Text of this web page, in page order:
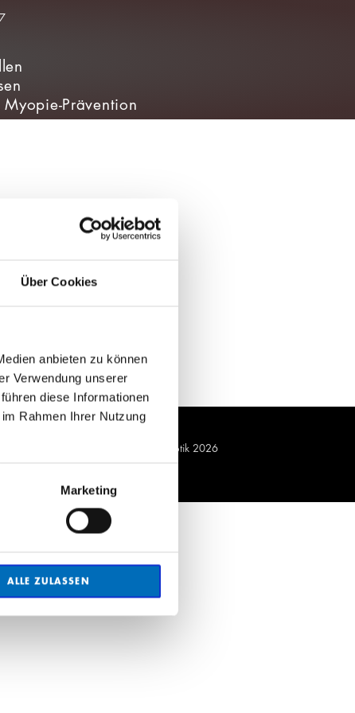
Über Cookies
anbieten zu können
Verwendung unserer
diese Informationen
Rahmen Ihrer Nutzung
Marketing
ALLE ZULASSEN
Prävention
© Andre Augenoptik 2026